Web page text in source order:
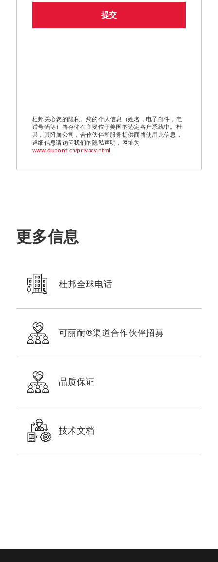
杜邦关心您的隐私。您的个人信息（姓名，电子邮件，电
话号码等）将存储在主要位于美国的选定客户系统中。杜
邦，其附属公司，合作伙伴和服务提供商将使用此信息，
详细信息请访问我们的隐私声明，网址为
www.dupont.cn/privacy.html
更多信息
杜邦全球电话
可丽耐®渠道合作伙伴招募
品质保证
技术文档